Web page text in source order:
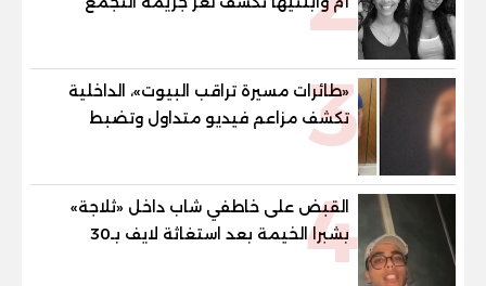
الخامس
3
«طائرات مسيرة تراقب البيوت»، الداخلية
تكشف مزاعم فيديو متداول وتضبط
صاحبه المريض نفسيا
4
القبض على خاطفي شاب داخل «ثلاجة»
بشبرا الخيمة بعد استغاثة لايف بـ30
دقيقة